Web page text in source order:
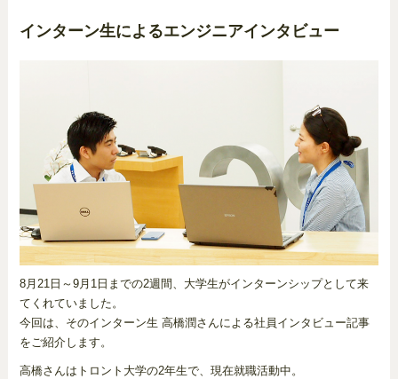
インターン生によるエンジニアインタビュー
8月21日～9月1日までの2週間、大学生がインターンシップとして来
てくれていました。
今回は、そのインターン生 高橋潤さんによる社員インタビュー記事
をご紹介します。
高橋さんはトロント大学の2年生で、現在就職活動中。